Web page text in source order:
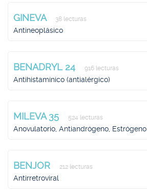
GINEVA 38 lecturas
Antineoplásico
BENADRYL 24 916 lecturas
Antihistamínico (antialérgico)
MILEVA 35 524 lecturas
Anovulatorio, Antiandrógeno, Estrógeno
BENJOR 212 lecturas
Antirretroviral